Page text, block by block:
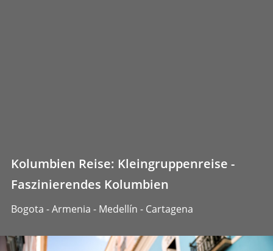
Kolumbien Reise: Kleingruppenreise -
Faszinierendes Kolumbien
Bogota - Armenia - Medellín - Cartagena